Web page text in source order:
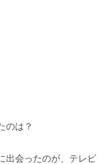
のは？
出会ったのが、テレビ